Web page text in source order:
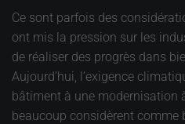
Ce sont parfois des
ont mis la pression sur les
de réaliser des progrès dans
Aujourd’hui, l’exigence
bâtiment à une modernisation
beaucoup considèrent comme